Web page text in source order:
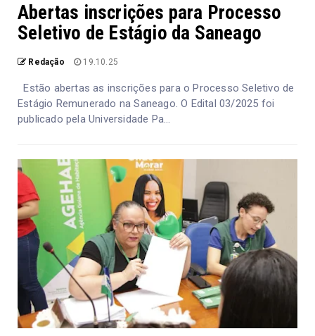
Abertas inscrições para Processo
Seletivo de Estágio da Saneago
Redação 19.10.25
Estão abertas as inscrições para o Processo Seletivo de
Estágio Remunerado na Saneago. O Edital 03/2025 foi
publicado pela Universidade Pa...